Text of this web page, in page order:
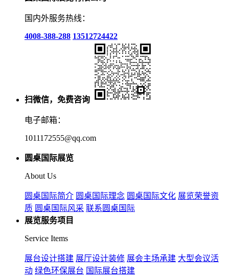
国内外服务热线：
4008-388-288 13512724422
扫微信，免费咨询
电子邮箱：
1011172555@qq.com
圆桌国际展览
About Us
圆桌国际简介 圆桌国际理念 圆桌国际文化 展览荣誉资
质 圆桌国际风采 联系圆桌国际
展览服务项目
Service Items
展台设计搭建 展厅设计装修 展会主场承建 大型会议活
动 绿色环保展台 国际展台搭建